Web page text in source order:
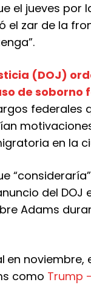
el jueves
el zar de la
(DOJ)
de soborno
federales
en la
del DOJ
Adams
en noviembre,
como Trump